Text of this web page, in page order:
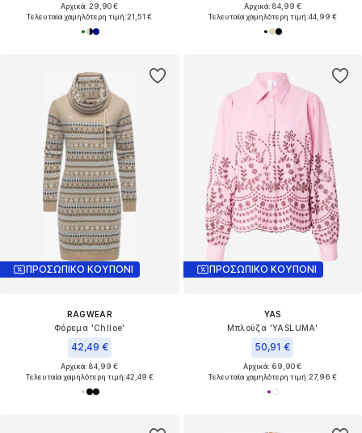
Αρχικά: 29,90 €
Τελευταία χαμηλότερη τιμή:21,51 €
Αρχικά: 84,99 €
Τελευταία χαμηλότερη τιμή:44,99 €
ΠΡΟΣΩΠΙΚΟ ΚΟΥΠΟΝΙ
RAGWEAR
Φόρεμα 'Chlloe'
42,49 €
Αρχικά: 84,99 €
Τελευταία χαμηλότερη τιμή:42,49 €
ΠΡΟΣΩΠΙΚΟ ΚΟΥΠΟΝΙ
YAS
Μπλούζα 'YASLUMA'
50,91 €
Αρχικά: 69,90 €
Τελευταία χαμηλότερη τιμή:27,96 €